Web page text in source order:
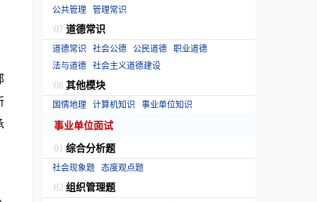
公共管理 管理常识
07 道德常识
道德常识 社会公德 公民道德 职业道德
法与道德 社会主义道德建设
08 其他模块
国情地理 计算机知识 事业单位知识
事业单位面试
01 综合分析题
社会现象题 态度观点题
02 组织管理题